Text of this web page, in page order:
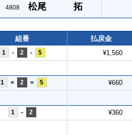
4808 松尾 拓
組番 払戻金
1 - 2 - 5 ¥1,560
1 = 2 = 5 ¥660
1 - 2 ¥360